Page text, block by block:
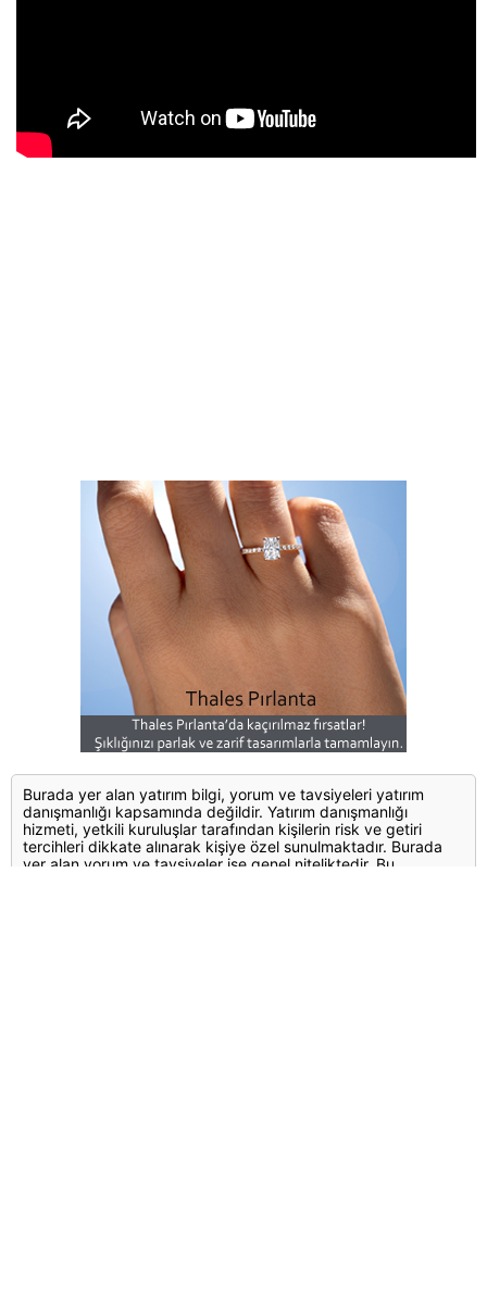
Burada yer alan yatırım bilgi, yorum ve tavsiyeleri yatırım
danışmanlığı kapsamında değildir. Yatırım danışmanlığı
hizmeti, yetkili kuruluşlar tarafından kişilerin risk ve getiri
tercihleri dikkate alınarak kişiye özel sunulmaktadır. Burada
yer alan yorum ve tavsiyeler ise genel niteliktedir. Bu